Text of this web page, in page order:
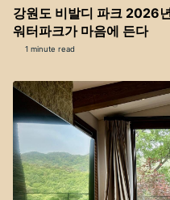
강원도 비발디 파크 2026
워터파크가 마음에 든다
1 minute read